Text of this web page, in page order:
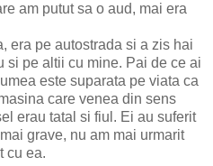
am putut sa o aud, mai era
era pe autostrada si a zis hai
si pe altii cu mine. Pai de ce ai
este suparata pe viata ca
care venea din sens
erau tatal si fiul. Ei au suferit
grave, nu am mai urmarit
cu ea.